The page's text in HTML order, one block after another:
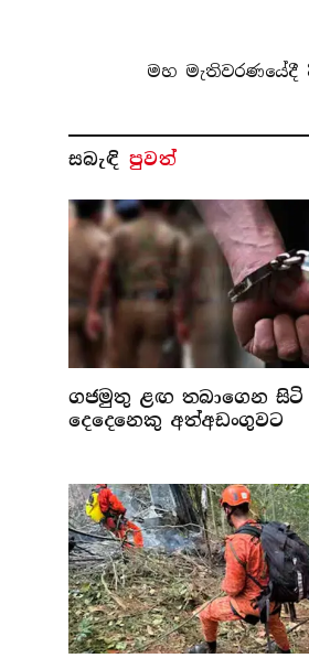
මහ මැතිවරණයේදී
සබැ​ඳි පුවත්
ගජමුතු ළඟ තබාගෙන සිටි
දෙදෙනෙකු අත්අඩංගුවට